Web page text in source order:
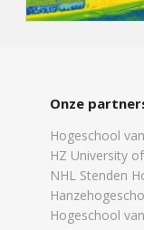
Onze
Hogeschool
HZ University
NHL Stenden
Hogeschool